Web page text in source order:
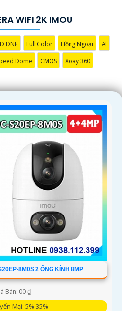
WIFI 2K IMOU
DNR Full Color Hồng Ngoại AI
Dome CMOS Xoay 360
8M0S 2 ỐNG KÍNH 8MP
Bán: 00 ₫
Mại: 5%-35%